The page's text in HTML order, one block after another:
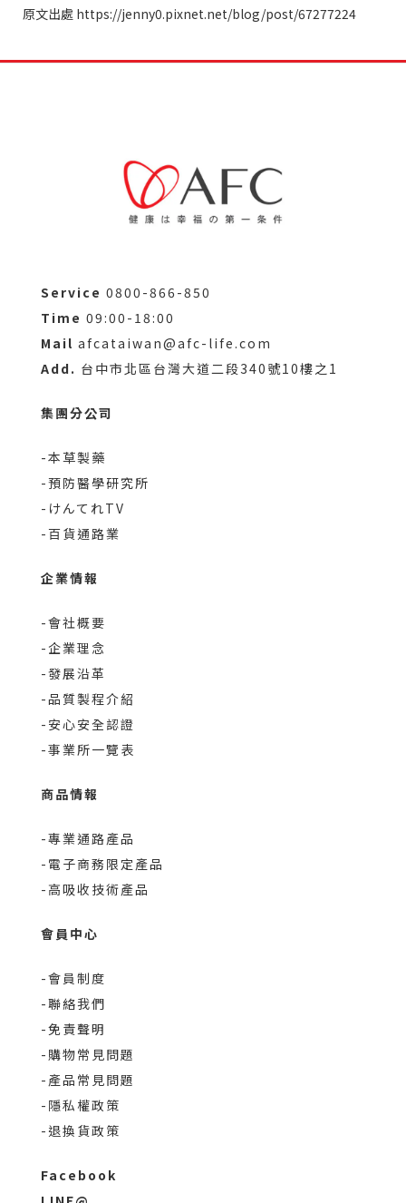
原文出處 https://jenny0.pixnet.net/blog/post/67277224
Service 0800-866-850
Time 09:00-18:00
Mail afcataiwan@afc-life.com
Add. 台中市北區台灣大道二段340號10樓之1
集團分公司
-本草製藥
-預防醫學研究所
-けんてれTV
-百貨通路業
企業情報
-會社概要
-企業理念
-發展沿革
-品質製程介紹
-安心安全認證
-事業所一覽表
商品情報
-專業通路產品
-電子商務限定產品
-高吸收技術產品
會員中心
-會員制度
-聯絡我們
-免責聲明
-購物常見問題
-產品常見問題
-隱私權政策
-退換貨政策
Facebook